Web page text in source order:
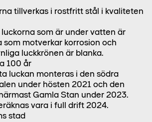
tillverkas i rostfritt stål i kvaliteten
som är under vatten är
som motverkar korrosion och
luckkrönen är blanka.
100 år
luckan monteras i den södra
under hösten 2021 och den
Gamla Stan under 2023.
vara i full drift 2024.
stad